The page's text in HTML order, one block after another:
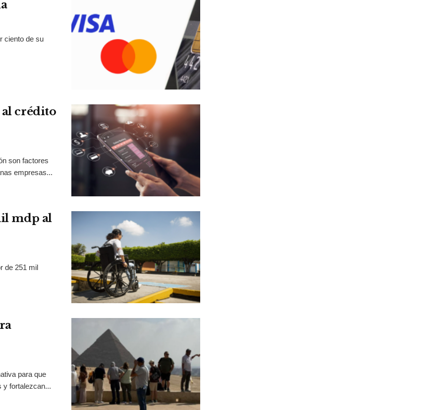
ciento de su
crédito
son factores
empresas...
mdp al
de 251 mil
para que
y fortalezcan...